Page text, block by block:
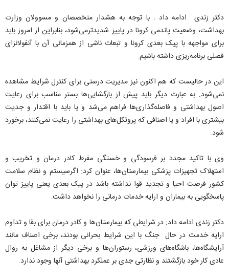
دکتر زندی ادامه داد : با توجه به هشدار متخصصان و مسوولان وزارت
بهداشت، وضعیت پاندمی کرونا در پاییز شدیدترمی‌شود، بنابراین از امروز باید
برای مواجهه با پیک بعدی کرونا و تبعات ناشی از همزمانی آن با آنفولانزای
فصلی برنامه‌ریزی داشته باشیم.
این در حالیست که هم اکنون نیز مدیریت درستی برای کنترل شرایط مشاهده
نمی‌شود. به عبارت دیگر باید پیش از بازگشایی‌ها بستر مناسب برای رعایت
اصول بهداشتی و فاصله‌گذاری‌ها فراهم می‌شد و یا باید با اقتدار و جدیت
بیشتری با افراد و یا اصنافی که پروتکل‌های بهداشتی را رعایت نمی‌کنند، برخورد
شود.
وی با تاکید مجدد بر فرسودگی و خستگی مفرط کادر درمان و تخریب و
استهلاک تجهیزات پزشکی بیمارستان‌ها، عنوان کرد:‌ اگرسیستم و نظام سلامت
کشور فرصت احیا و تجدید قوا نداشته باشد در پیک بعدی یعنی پاییز توان
پاسخگویی به بیماران و ارایه خدمات درمانی را نخواهد داشت.
دکتر زندی ادامه داد: در شرایطی که بیمارستان‌ها و کادر درمان برای بقا و تداوم
ارایه خدمت در حال جنگ با این شرایط بحرانی بودند،‌ برخی اصناف مانند
آرایشگاه‌ها،‌ باشگاه‌های ورزشی، رستوران‌ها و برخی دیگر از مشاغل به روال
عادی کار خود بازگشتند و نظارتی جدی بر عملکرد بهداشتی آنها وجود ندارد.